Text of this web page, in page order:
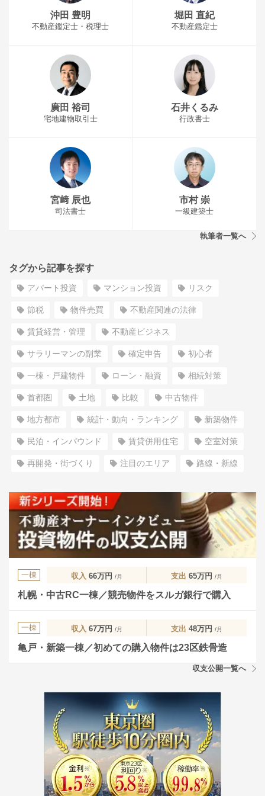
沖田 豊明
不動産鑑定士・税理士
堀田 直紀
不動産鑑定士
廣田 裕司
宅地建物取引士
石井くるみ
行政書士
宮﨑 辰也
司法書士
市村 崇
一級建築士
執筆者一覧へ
タグから記事を探す
アパート投資 マンション投資 リスク
節税 物件売買 不動産関連の法律
賃貸経営・管理 不動産ビジネス
サラリーマンの副業 確定申告 初心者
一棟・戸建物件 ローン・融資 相続対策
首都圏 土地 比較 中古物件
地方都市 統計・動向・ランキング 新築物件
民泊・インバウンド 賃貸併用住宅 空室対策
再開発・街づくり 注目のエリア 路線・新線
一棟 収入 66万円 /月 支出 65万円 /月
札幌・中古RC一棟／競売物件をスルガ銀行で購入
一棟 収入 67万円 /月 支出 48万円 /月
亀戸・新築一棟／初めての購入物件は23区鉄骨造
収支公開一覧へ